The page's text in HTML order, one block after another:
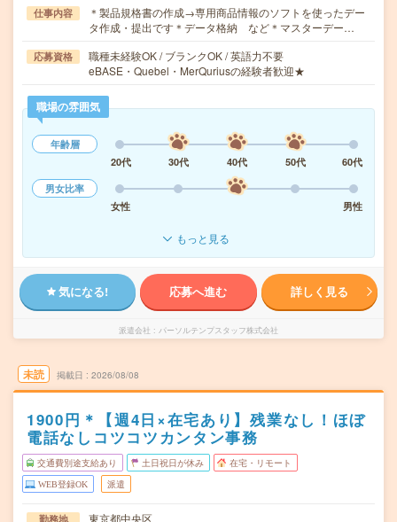
仕事内容
＊製品規格書の作成→専用商品情報のソフトを使ったデー
タ作成・提出です＊データ格納 など＊マスターデー…
応募資格
職種未経験OK / ブランクOK / 英語力不要
eBASE・Quebel・MerQuriusの経験者歓迎★
職場の雰囲気
年齢層
20代
30代 40代 50代
60代
男女比率
女性
男性
もっと見る
気になる! 応募へ進む 詳しく見る
派遣会社 パーソルテンプスタッフ株式会社
未読 掲載日 2026/08/08
1900円＊【週4日×在宅あり】残業なし！ほぼ
電話なしコツコツカンタン事務
交通費別途支給あり 土日祝日が休み 在宅・リモート
WEB登録OK 派遣
勤務地 東京都中央区